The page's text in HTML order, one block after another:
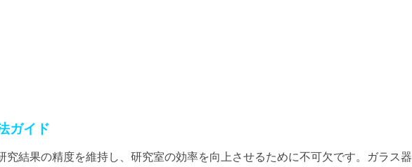
ガイド
究結果の精度を維持し、研究室の効率を向上させるために不可欠です。ガラス器